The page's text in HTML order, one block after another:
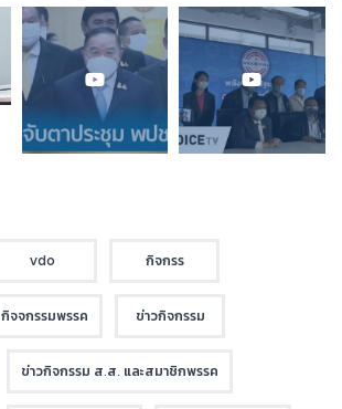
vdo กิจกรร
กิจจกรรมพรรค ข่าวกิจกรรม
ข่าวกิจกรรม ส.ส. และสมาชิกพรรค